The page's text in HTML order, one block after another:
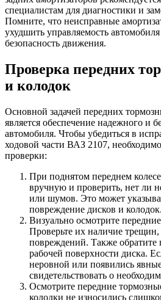
специалистам для диагностики и
Помните, что неисправные
ухудшить управляемость
безопасность движения.
Проверка передних
и колодок
Основной задачей передних
является обеспечение надежного и
автомобиля. Чтобы убедиться в
ходовой части ВАЗ 2107,
проверки:
При поднятом переднем
вручную и проверить, нет ли
или шумов. Это может
повреждение дисков и колодок.
Визуально осмотрите
Проверьте их наличие
повреждений. Также обратите
рабочей поверхности диска.
неровной или появились
свидетельствовать о
Осмотрите передние
колодки не износились